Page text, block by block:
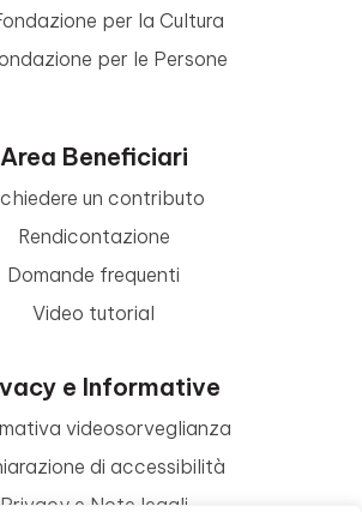
per la Cultura
per le Persone
Area Beneficiari
un contributo
Rendicontazione
Domande frequenti
Video tutorial
e Informative
videosorveglianza
di accessibilità
Privacy e Note legali